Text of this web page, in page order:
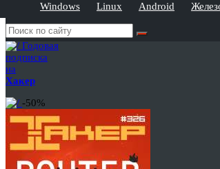
Windows Linux Android
Годовая
подписка
на
Хакер
-50%